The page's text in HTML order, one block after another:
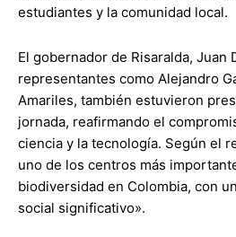
estudiantes y la comunidad local.
El gobernador de Risaralda, Juan
representantes como Alejandro
Amariles, también estuvieron
jornada, reafirmando el
ciencia y la tecnología. Según el
uno de los centros más
biodiversidad en Colombia, con
social significativo».